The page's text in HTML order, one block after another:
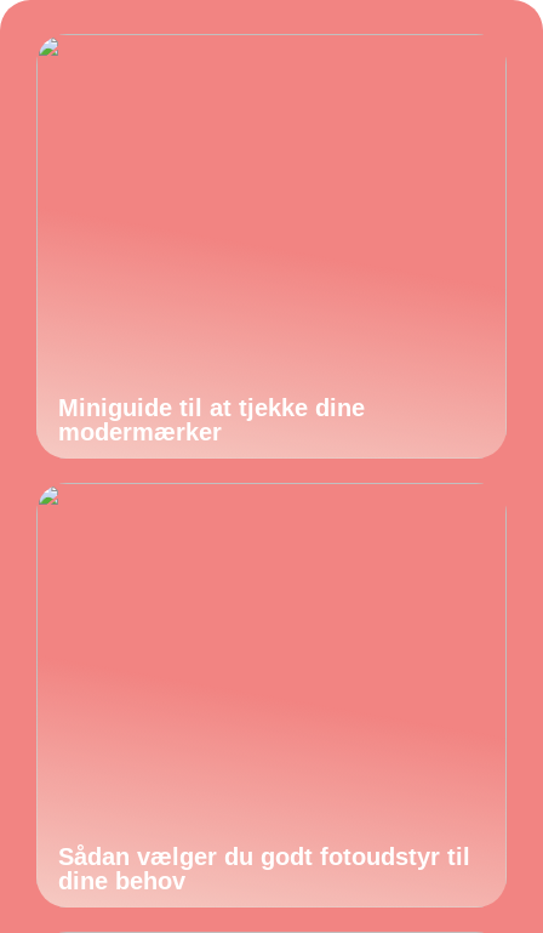
Miniguide til at tjekke dine
modermærker
Sådan vælger du godt fotoudstyr til
dine behov